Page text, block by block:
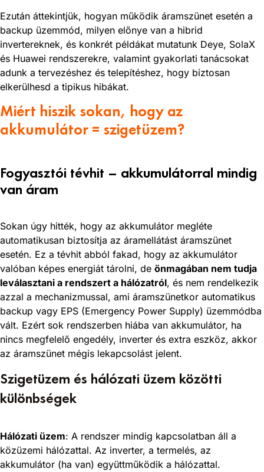
Ezután áttekintjük, hogyan működik áramszünet esetén a
backup üzemmód, milyen előnye van a hibrid
invertereknek, és konkrét példákat mutatunk Deye, SolaX
és Huawei rendszerekre, valamint gyakorlati tanácsokat
adunk a tervezéshez és telepítéshez, hogy biztosan
elkerülhesd a tipikus hibákat.
Miért hiszik sokan, hogy az
akkumulátor = szigetüzem?
Fogyasztói tévhit – akkumulátorral mindig
van áram
Sokan úgy hitték, hogy az akkumulátor megléte
automatikusan biztosítja az áramellátást áramszünet
esetén. Ez a tévhit abból fakad, hogy az akkumulátor
valóban képes energiát tárolni, de önmagában nem tudja
leválasztani a rendszert a hálózatról, és nem rendelkezik
azzal a mechanizmussal, ami áramszünetkor automatikus
backup vagy EPS (Emergency Power Supply) üzemmódba
vált. Ezért sok rendszerben hiába van akkumulátor, ha
nincs megfelelő engedély, inverter és extra eszköz, akkor
az áramszünet mégis lekapcsolást jelent.
Szigetüzem és hálózati üzem közötti
különbségek
Hálózati üzem: A rendszer mindig kapcsolatban áll a
közüzemi hálózattal. Az inverter, a termelés, az
akkumulátor (ha van) együttműködik a hálózattal.